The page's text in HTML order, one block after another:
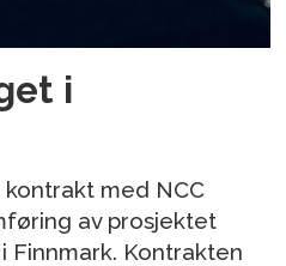
i
med NCC
av prosjektet
Finnmark. Kontrakten